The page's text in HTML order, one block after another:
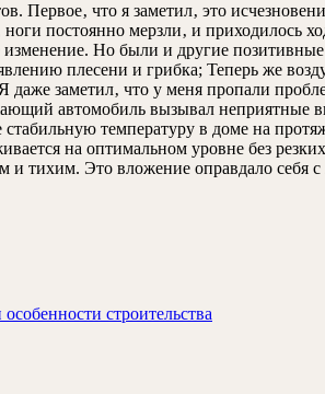
Первое‚ что я заметил‚ это
постоянно мерзли‚ и приходилось
Но были и другие
плесени и грибка; Теперь же
заметил‚ что у меня пропали
автомобиль вызывал неприятные
температуру в доме на
на оптимальном уровне без
и тихим. Это вложение оправдало себя
строительства